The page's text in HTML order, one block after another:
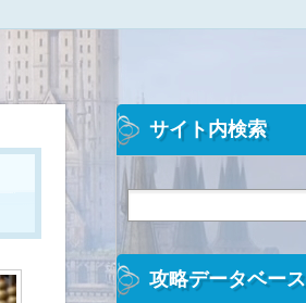
サイト内検索
攻略データベース